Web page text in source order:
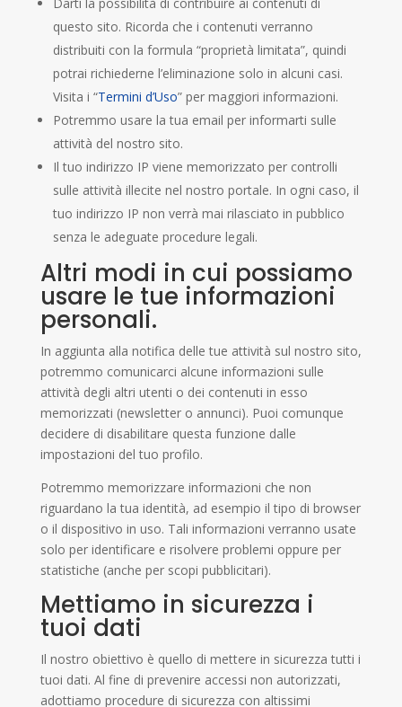
Darti la possibilità di contribuire ai contenuti di
questo sito. Ricorda che i contenuti verranno
distribuiti con la formula “proprietà limitata”, quindi
potrai richiederne l’eliminazione solo in alcuni casi.
Visita i “Termini d’Uso” per maggiori informazioni.
Potremmo usare la tua email per informarti sulle
attività del nostro sito.
Il tuo indirizzo IP viene memorizzato per controlli
sulle attività illecite nel nostro portale. In ogni caso, il
tuo indirizzo IP non verrà mai rilasciato in pubblico
senza le adeguate procedure legali.
Altri modi in cui possiamo
usare le tue informazioni
personali.
In aggiunta alla notifica delle tue attività sul nostro sito,
potremmo comunicarci alcune informazioni sulle
attività degli altri utenti o dei contenuti in esso
memorizzati (newsletter o annunci). Puoi comunque
decidere di disabilitare questa funzione dalle
impostazioni del tuo profilo.
Potremmo memorizzare informazioni che non
riguardano la tua identità, ad esempio il tipo di browser
o il dispositivo in uso. Tali informazioni verranno usate
solo per identificare e risolvere problemi oppure per
statistiche (anche per scopi pubblicitari).
Mettiamo in sicurezza i
tuoi dati
Il nostro obiettivo è quello di mettere in sicurezza tutti i
tuoi dati. Al fine di prevenire accessi non autorizzati,
adottiamo procedure di sicurezza con altissimi